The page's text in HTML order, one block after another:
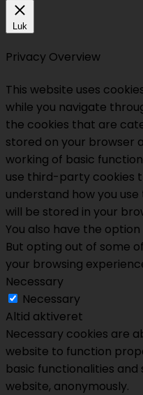
Luk
Privacy Overview
This website uses
while you navigate
the cookies that are
stored on your browser
working of basic
use third-party cookies
understand how you
will be stored in your
You also have the
But opting out of some
your browsing
Necessary
Necessary
Altid aktiveret
Necessary cookies are
website to function
basic functionalities
website, anonymously.